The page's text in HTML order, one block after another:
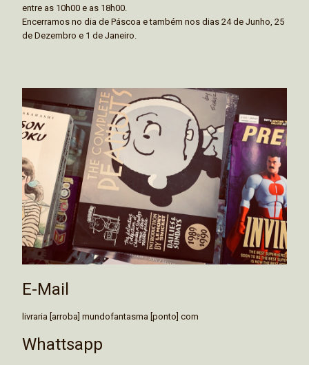
entre as 10h00 e as 18h00.
Encerramos no dia de Páscoa e também nos dias 24 de Junho, 25
de Dezembro e 1 de Janeiro.
E-Mail
livraria [arroba] mundofantasma [ponto] com
Whattsapp